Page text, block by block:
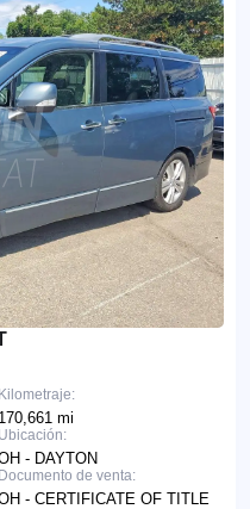
Kilometraje:
170,661 mi
Ubicación:
- DAYTON
Documento de venta:
- CERTIFICATE OF TITLE